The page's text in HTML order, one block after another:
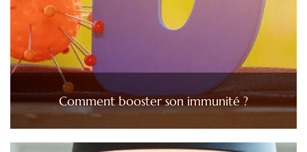
Comment booster son immunité ?